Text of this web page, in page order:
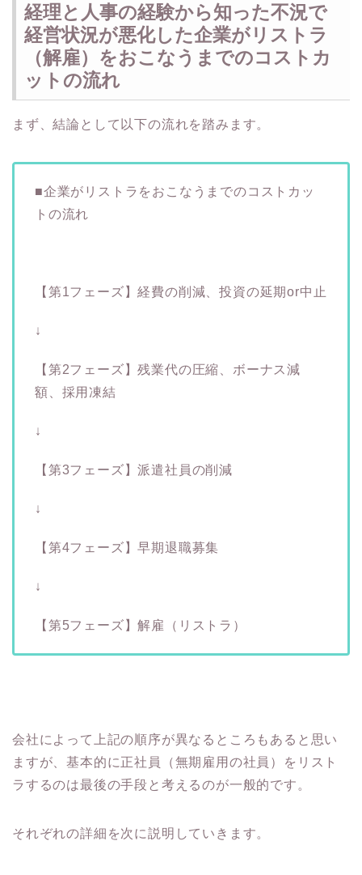
経理と人事の経験から知った不況で
経営状況が悪化した企業がリストラ
（解雇）をおこなうまでのコストカ
ットの流れ
まず、結論として以下の流れを踏みます。
■企業がリストラをおこなうまでのコストカッ
トの流れ
【第1フェーズ】経費の削減、投資の延期or中止
↓
【第2フェーズ】残業代の圧縮、ボーナス減
額、採用凍結
↓
【第3フェーズ】派遣社員の削減
↓
【第4フェーズ】早期退職募集
↓
【第5フェーズ】解雇（リストラ）
会社によって上記の順序が異なるところもあると思い
ますが、基本的に正社員（無期雇用の社員）をリスト
ラするのは最後の手段と考えるのが一般的です。
それぞれの詳細を次に説明していきます。